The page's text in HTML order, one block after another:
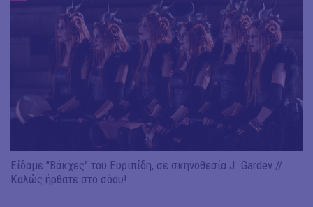
Είδαμε "Βάκχες" του Ευριπίδη, σε σκηνοθεσία J. Gardev //
Καλώς ήρθατε στο σόου!